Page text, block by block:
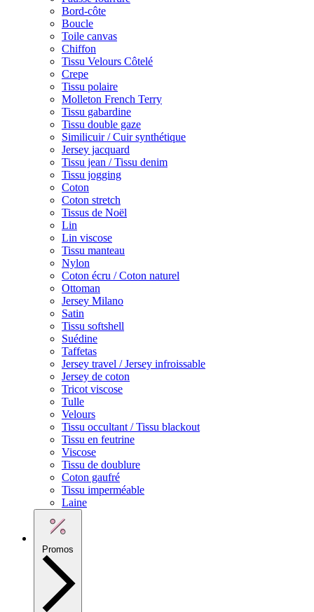
Bord-côte
Boucle
Toile canvas
Chiffon
Tissu Velours Côtelé
Crepe
Tissu polaire
Molleton French Terry
Tissu gabardine
Tissu double gaze
Similicuir / Cuir synthétique
Jersey jacquard
Tissu jean / Tissu denim
Tissu jogging
Coton
Coton stretch
Tissus de Noël
Lin
Lin viscose
Tissu manteau
Nylon
Coton écru / Coton naturel
Ottoman
Jersey Milano
Satin
Tissu softshell
Suédine
Taffetas
Jersey travel / Jersey infroissable
Jersey de coton
Tricot viscose
Tulle
Velours
Tissu occultant / Tissu blackout
Tissu en feutrine
Viscose
Tissu de doublure
Coton gaufré
Tissu imperméable
Laine
Promos